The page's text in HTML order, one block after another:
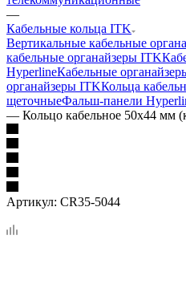
—
Кабельные кольца ITK
Вертикальные кабельные
кабельные органайзеры ITK
HyperlineКабельные
органайзеры ITKКольца
щеточныеФальш-панели
— Кольцо кабельное 50x44 мм
Артикул: CR35-5044